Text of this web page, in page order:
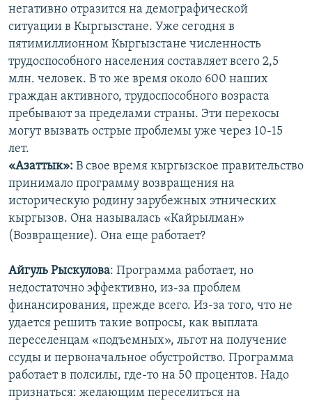
негативно отразится на демографической
ситуации в Кыргызстане. Уже сегодня в
пятимиллионном Кыргызстане численность
трудоспособного населения составляет всего 2,5
млн. человек. В то же время около 600 наших
граждан активного, трудоспособного возраста
пребывают за пределами страны. Эти перекосы
могут вызвать острые проблемы уже через 10-15
лет.
«Азаттык»: В свое время кыргызское правительство
принимало программу возвращения на
историческую родину зарубежных этнических
кыргызов. Она называлась «Кайрылман»
(Возвращение). Она еще работает?
Айгуль Рыскулова: Программа работает, но
недостаточно эффективно, из-за проблем
финансирования, прежде всего. Из-за того, что не
удается решить такие вопросы, как выплата
переселенцам «подъемных», льгот на получение
ссуды и первоначальное обустройство. Программа
работает в полсилы, где-то на 50 процентов. Надо
признаться: желающим переселиться на